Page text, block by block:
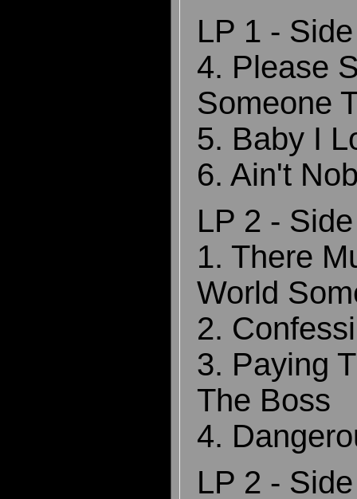
LP 1 -
4. Please
Someone
5. Baby I
6. Ain't
LP 2 -
1. There
World
2.
3. Paying
The Boss
4.
LP 2 -